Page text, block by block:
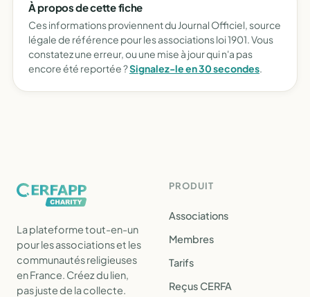
À propos de cette fiche
Ces informations proviennent du Journal Officiel, source
légale de référence pour les associations loi 1901. Vous
constatez une erreur, ou une mise à jour qui n'a pas
encore été reportée ?Signalez-le en 30 secondes.
La plateforme tout-en-un
pour les associations et les
communautés religieuses
en France. Créez du lien,
pas juste de la collecte.
PRODUIT
Associations
Membres
Tarifs
Reçus CERFA